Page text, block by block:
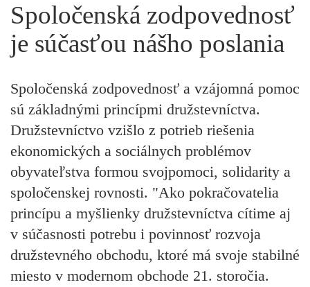
Spoločenská zodpovednosť
je súčasťou nášho poslania
Spoločenská zodpovednosť a vzájomná pomoc
sú základnými princípmi družstevníctva.
Družstevníctvo vzišlo z potrieb riešenia
ekonomických a sociálnych problémov
obyvateľstva formou svojpomoci, solidarity a
spoločenskej rovnosti. "Ako pokračovatelia
princípu a myšlienky družstevníctva cítime aj
v súčasnosti potrebu i povinnosť rozvoja
družstevného obchodu, ktoré má svoje stabilné
miesto v modernom obchode 21. storočia.